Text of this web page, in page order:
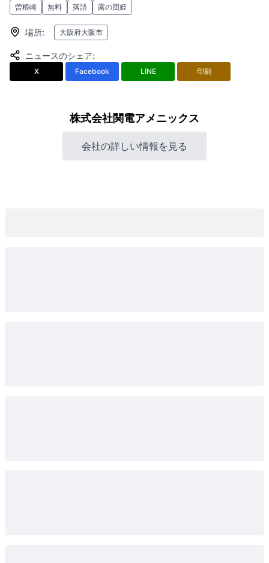
曽根崎
無料 落語 露の団姫
場所: 大阪府大阪市
ニュースのシェア:
X Facebook LINE 印刷
株式会社関電アメニックス
会社の詳しい情報を見る